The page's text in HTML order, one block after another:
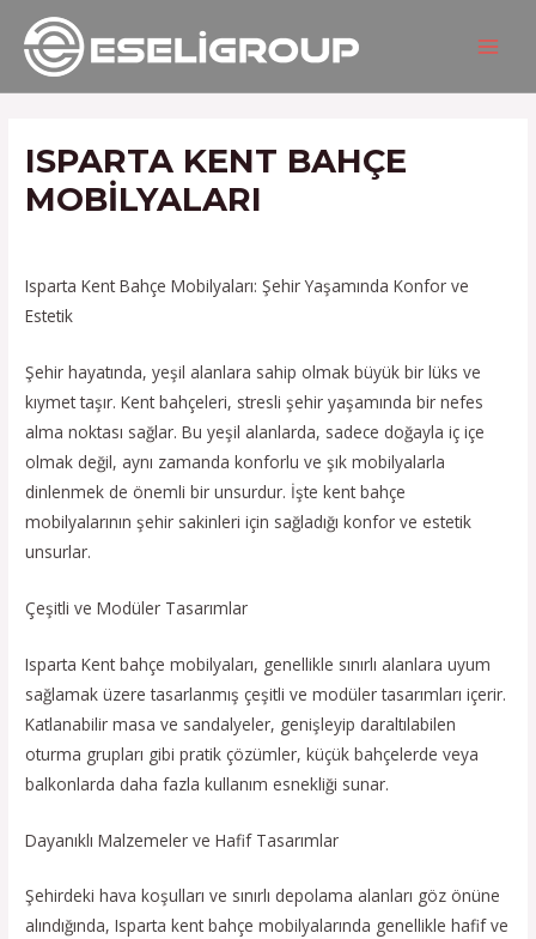
İçeriğe
atla
ISPARTA KENT BAHÇE
MOBILYALARI
Isparta Kent Bahçe Mobilyaları: Şehir Yaşamında Konfor ve
Estetik
Şehir hayatında, yeşil alanlara sahip olmak büyük bir lüks ve
kıymet taşır. Kent bahçeleri, stresli şehir yaşamında bir nefes
alma noktası sağlar. Bu yeşil alanlarda, sadece doğayla iç içe
olmak değil, aynı zamanda konforlu ve şık mobilyalarla
dinlenmek de önemli bir unsurdur. İşte kent bahçe
mobilyalarının şehir sakinleri için sağladığı konfor ve estetik
unsurlar.
Çeşitli ve Modüler Tasarımlar
Isparta Kent bahçe mobilyaları, genellikle sınırlı alanlara uyum
sağlamak üzere tasarlanmış çeşitli ve modüler tasarımları içerir.
Katlanabilir masa ve sandalyeler, genişleyip daraltılabilen
oturma grupları gibi pratik çözümler, küçük bahçelerde veya
balkonlarda daha fazla kullanım esnekliği sunar.
Dayanıklı Malzemeler ve Hafif Tasarımlar
Şehirdeki hava koşulları ve sınırlı depolama alanları göz önüne
alındığında, Isparta kent bahçe mobilyalarında genellikle hafif ve
Yazı
gezinmesi